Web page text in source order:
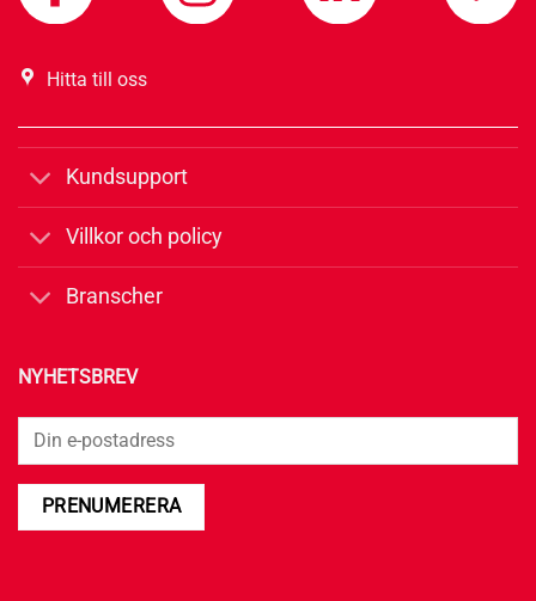
Hitta till oss
Kundsupport
Villkor och policy
Branscher
NYHETSBREV